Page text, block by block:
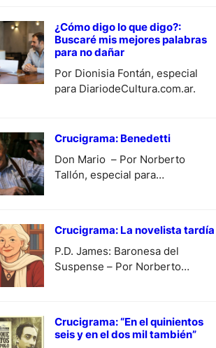
¿Cómo digo lo que digo?:
Buscaré mis mejores palabras
para no dañar
Por Dionisia Fontán, especial
para DiariodeCultura.com.ar.
Crucigrama: Benedetti
Don Mario – Por Norberto
Tallón, especial para
Crucigrama: La novelista tardía
P.D. James: Baronesa del
Suspense – Por Norberto
Crucigrama: “En el quinientos
seis y en el dos mil también”